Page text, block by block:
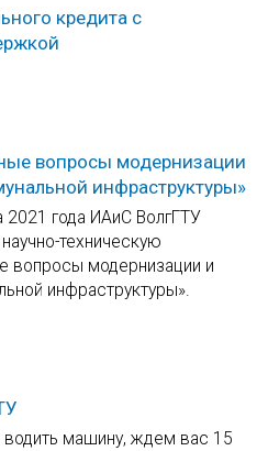
кредита с
вопросы модернизации
инфраструктуры»
года ИАиС ВолгГТУ
техническую
вопросы модернизации и
инфраструктуры».
водить машину, ждем вас 15